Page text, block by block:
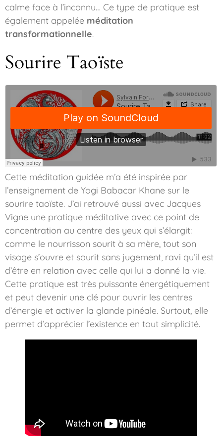
calme face à l’inconnu… Ce type de pratique est
également appelée méditation
transformationnelle.
Sourire Taoïste
Cette méditation guidée m’a été inspirée par
l’enseignement de Yogi Babacar Khane sur le
sourire taoïste. J’ai retrouvé aussi avec Jacques
Vigne une pratique méditative avec ce point de
concentration au centre des yeux qui s’élargit:
comme le nourrisson sourit à sa mère, tout son
visage s’ouvre et sourit sans jugement, ravi qu’il est
d’être en relation avec celle qui lui a donné la vie.
Cette pratique est très puissante énergétiquement
et peut devenir une clé pour ouvrir les centres
d’énergie et activer la glande pinéale. Surtout, elle
permet d’apprécier l’existence en tout simplicité.